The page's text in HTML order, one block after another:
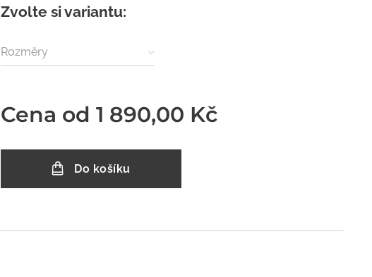
Zvolte si variantu:
Rozměry
Cena od1 890,00 Kč
Do košíku